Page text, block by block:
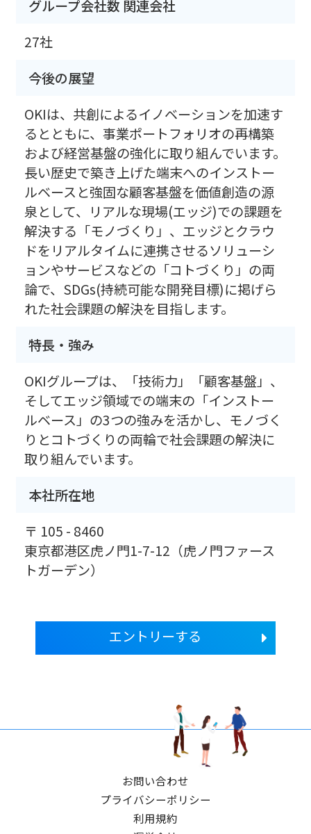
グループ会社数 関連会社
27社
今後の展望
OKIは、共創によるイノベーションを加速す
るとともに、事業ポートフォリオの再構築
および経営基盤の強化に取り組んでいます。
長い歴史で築き上げた端末へのインストー
ルベースと強固な顧客基盤を価値創造の源
泉として、リアルな現場(エッジ)での課題を
解決する「モノづくり」、エッジとクラウ
ドをリアルタイムに連携させるソリューシ
ョンやサービスなどの「コトづくり」の両
論で、SDGs(持続可能な開発目標)に掲げら
れた社会課題の解決を目指します。
特長・強み
OKIグループは、「技術力」「顧客基盤」、
そしてエッジ領域での端末の「インストー
ルベース」の3つの強みを活かし、モノづく
りとコトづくりの両輪で社会課題の解決に
取り組んでいます。
本社所在地
〒 105 - 8460
東京都港区虎ノ門1-7-12（虎ノ門ファース
トガーデン）
エントリーする
お問い合わせ
プライバシーポリシー
利用規約